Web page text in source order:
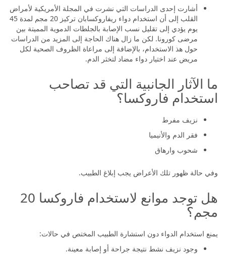
أشارت إحدى الدراسات التي نشرت في المجلة الأمريكية لأمراض
القلب إلى أن استخدام دواء ريفاروكسابان تركيز 20 مجم لمدة 45
يوم يؤدي إلى تقليل نسب الإصابة بالجلطات الدموية المميتة بين
مرضى كورونا. لكن ما زال هناك الحاجة إلى المزيد من الدراسات
حول هذ الاستخدام، بالإضافة إلى مراعاة الظروف الصحية لكل
مريض عند اختيار دواء مضاد لتخثر الدم.
ما الآثار الجانبية التي قد تصاحب
استخدام فاروكسا؟
نزيف مفرط
فقر الدم والأنيميا
شحوب وارهاق
وفي حالة ظهور تلك الأعراض يجب إبلاغ الطبيب.
هل توجد موانع لاستخدام فاروكسا 20
مجم؟
يمنع استخدام الدواء دون استشارة الطبيب المختص في حالات:
وجود نزيف نشط نتيجة جراحة أو إصابة معينة.